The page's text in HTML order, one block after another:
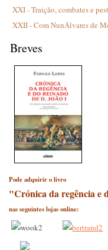
XXI - Traição, combates e
XXII - Com NunÁlvares de
Breves
Pode adquirir o livro
"Crónica da regência e
nas seguintes lojas online: